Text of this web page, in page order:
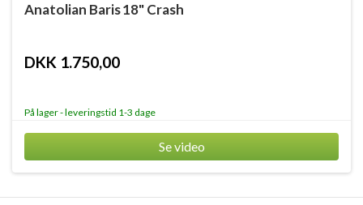
Anatolian Baris 18" Crash
DKK 1.750,00
På lager - leveringstid 1-3 dage
Se video